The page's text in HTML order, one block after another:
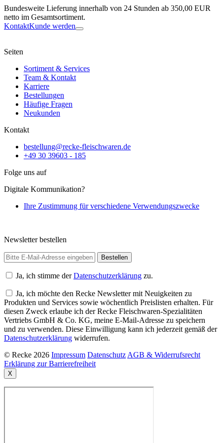
Bundesweite Lieferung innerhalb von 24 Stunden ab 350,00 EUR
netto im Gesamtsortiment.
KontaktKunde werden
Seiten
Sortiment & Services
Team & Kontakt
Karriere
Bestellungen
Häufige Fragen
Neukunden
Kontakt
bestellung@recke-fleischwaren.de
+49 30 39603 - 185
Folge uns auf
Digitale Kommunikation?
Ihre Zustimmung für verschiedene Verwendungszwecke
Newsletter bestellen
Ja, ich stimme derDatenschutzerklärung zu.
Ja, ich möchte den Recke Newsletter mit Neuigkeiten zu
Produkten und Services sowie wöchentlich Preislisten erhalten. Für
diesen Zweck erlaube ich der Recke Fleischwaren-Spezialitäten
Vertriebs GmbH & Co. KG, meine E-Mail-Adresse zu speichern
und zu verwenden. Diese Einwilligung kann ich jederzeit gemäß der
Datenschutzerklärung widerrufen.
© Recke 2026 Impressum Datenschutz AGB & Widerrufsrecht
Erklärung zur Barrierefreiheit
X